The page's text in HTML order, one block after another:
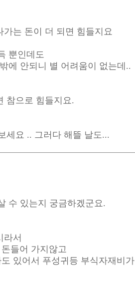
가는 돈이 더 되면 힘들지요
뿐인데도
에 안되니 별 어려움이 없는데..
참으로 힘들지요.
세요 .. 그러다 해뜰 날도...
수 있는지 궁금하겠군요.
라서
들어 가지않고
있어서 푸성귀등 부식자재비